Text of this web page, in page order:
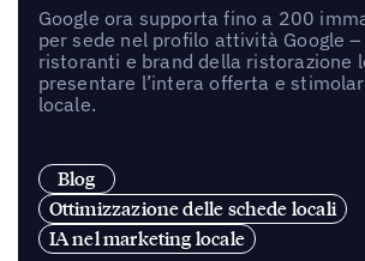
Google ora supporta fino a 200
per sede nel profilo attività Google –
ristoranti e brand della ristorazione
presentare l’intera offerta e
locale.
Blog
Ottimizzazione delle schede locali
IA nel marketing locale